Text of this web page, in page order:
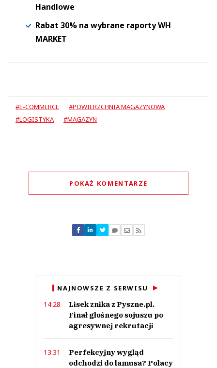
Handlowe
Rabat 30% na wybrane raporty WH
MARKET
#E-COMMERCE
#POWIERZCHNIA MAGAZYNOWA
#LOGISTYKA
#MAGAZYN
POKAŻ KOMENTARZE
Nie znaleziono komentarzy
Zostaw swoje komentarze
NAJNOWSZE Z SERWISU
14:28
Lisek znika z Pyszne.pl.
Finał głośnego sojuszu po
agresywnej rekrutacji
13:31
Perfekcyjny wygląd
odchodzi do lamusa? Polacy